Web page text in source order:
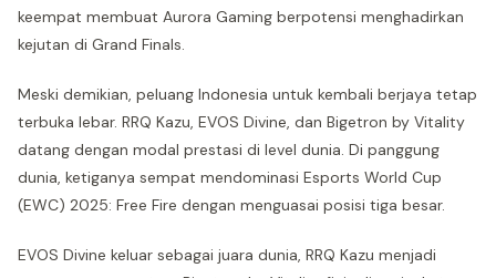
keempat membuat Aurora Gaming berpotensi menghadirkan
kejutan di Grand Finals.
Meski demikian, peluang Indonesia untuk kembali berjaya tetap
terbuka lebar. RRQ Kazu, EVOS Divine, dan Bigetron by Vitality
datang dengan modal prestasi di level dunia. Di panggung
dunia, ketiganya sempat mendominasi Esports World Cup
(EWC) 2025: Free Fire dengan menguasai posisi tiga besar.
EVOS Divine keluar sebagai juara dunia, RRQ Kazu menjadi